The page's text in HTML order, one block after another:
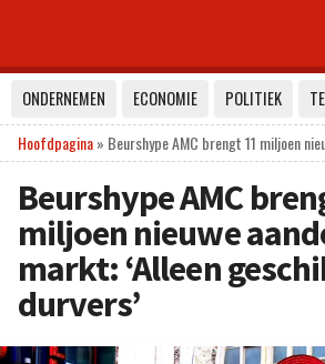
ONDERNEMEN ECONOMIE POLITIEK
Hoofdpagina» Beurshype AMC brengt 11 miljoen
Beurshype AMC
miljoen nieuwe
markt: ‘Alleen
durvers’